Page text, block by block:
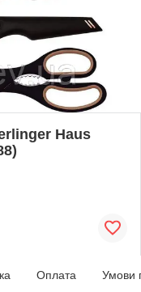
Haus
Оплата Умови